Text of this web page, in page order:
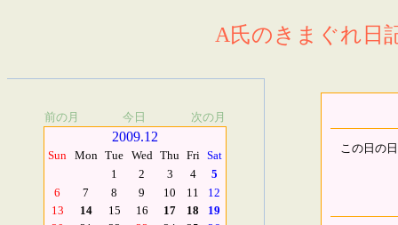
A氏のきまぐれ日
前の月 今日 次の月
2009.12
Sun Mon Tue Wed Thu Fri Sat
1
2 3 4
5
6
7 8 9 10 11
12
13
14 15 16 17 18
19
この日の